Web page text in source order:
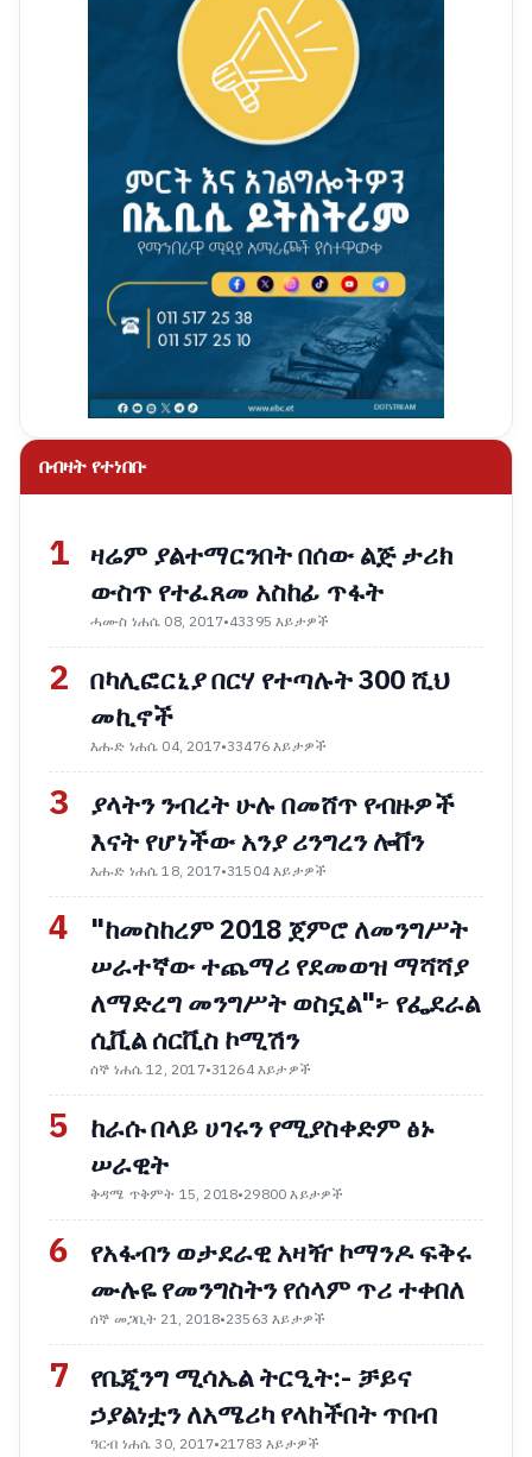
በብዛት የተነበቡ
1 ዛሬም ያልተማርንበት በሰው ልጅ ታሪክ
ውስጥ የተፈጸመ አስከፊ ጥፋት
ሓሙስ ነሐሴ 08, 2017•43395 እይታዎች
2 በካሊፎርኒያ በርሃ የተጣሉት 300 ሺህ
መኪኖች
እሑድ ነሐሴ 04, 2017•33476 እይታዎች
3
ያላትን ንብረት ሁሉ በመሸጥ የብዙዎች
እናት የሆነችው አንያ ሪንግረን ሎቨን
እሑድ ነሐሴ 18, 2017•31504 እይታዎች
4
"ከመስከረም 2018 ጀምሮ ለመንግሥት
ሠራተኛው ተጨማሪ የደመወዝ ማሻሻያ
ለማድረግ መንግሥት ወስኗል"፦ የፌደራል
ሲቪል ሰርቪስ ኮሚሽን
ሰኞ ነሐሴ 12, 2017•31264 እይታዎች
5
ከራሱ በላይ ሀገሩን የሚያስቀድም ፅኑ
ሠራዊት
ቅዳሜ ጥቅምት 15, 2018•29800 እይታዎች
6
የአፋብን ወታደራዊ አዛዥ ኮማንዶ ፍቅሩ
ሙሉዬ የመንግስትን የሰላም ጥሪ ተቀበለ
ሰኞ መጋቢት 21, 2018•23563 እይታዎች
7
የቤጂንግ ሚሳኤል ትርዒት:- ቻይና
ኃያልነቷን ለአሜሪካ የላከችበት ጥበብ
ዓርብ ነሐሴ 30, 2017•21783 እይታዎች